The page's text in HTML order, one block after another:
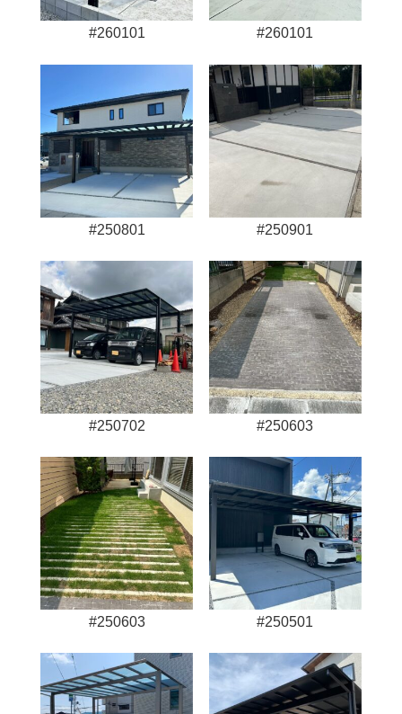
#260101 #260101
#250801 #250901
#250702 #250603
#250603 #250501